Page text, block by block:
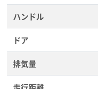
ハンドル
ドア
排気量